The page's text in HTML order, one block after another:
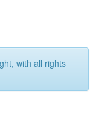
with all rights